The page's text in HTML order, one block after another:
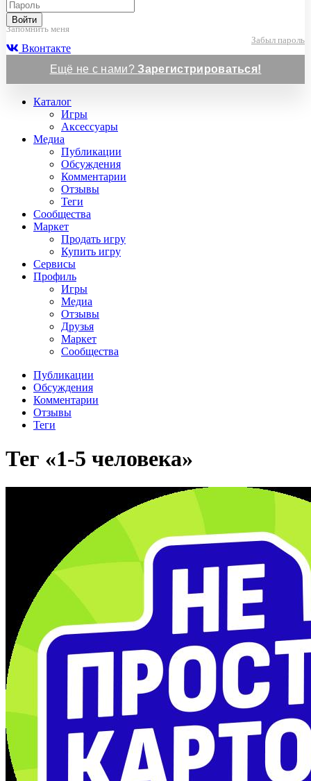
Войти
Запомнить меня
Забыл пароль
Вконтакте
Ещё не с нами?Зарегистрироваться!
Каталог
Игры
Аксессуары
Медиа
Публикации
Обсуждения
Комментарии
Отзывы
Теги
Сообщества
Маркет
Продать игру
Купить игру
Сервисы
Профиль
Игры
Медиа
Отзывы
Друзья
Маркет
Сообщества
Публикации
Обсуждения
Комментарии
Отзывы
Теги
Тег «1-5 человека»